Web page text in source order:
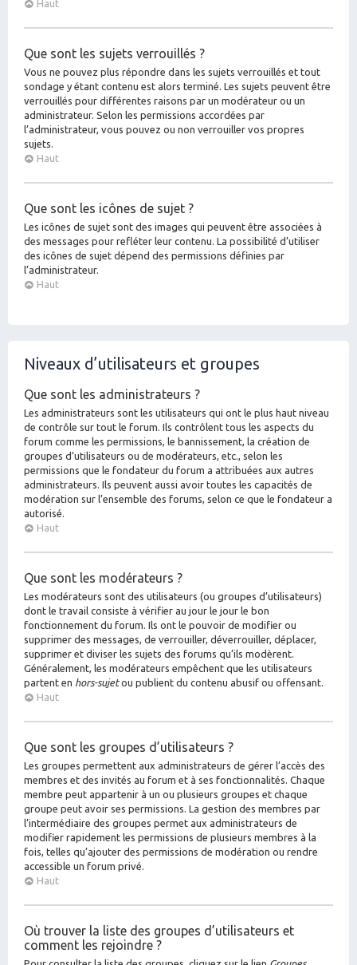
Haut
Que sont les sujets verrouillés ?
Vous ne pouvez plus répondre dans les sujets verrouillés et tout
sondage y étant contenu est alors terminé. Les sujets peuvent être
verrouillés pour différentes raisons par un modérateur ou un
administrateur. Selon les permissions accordées par
l’administrateur, vous pouvez ou non verrouiller vos propres
sujets.
Haut
Que sont les icônes de sujet ?
Les icônes de sujet sont des images qui peuvent être associées à
des messages pour refléter leur contenu. La possibilité d’utiliser
des icônes de sujet dépend des permissions définies par
l’administrateur.
Haut
Niveaux d’utilisateurs et groupes
Que sont les administrateurs ?
Les administrateurs sont les utilisateurs qui ont le plus haut niveau
de contrôle sur tout le forum. Ils contrôlent tous les aspects du
forum comme les permissions, le bannissement, la création de
groupes d’utilisateurs ou de modérateurs, etc., selon les
permissions que le fondateur du forum a attribuées aux autres
administrateurs. Ils peuvent aussi avoir toutes les capacités de
modération sur l’ensemble des forums, selon ce que le fondateur a
autorisé.
Haut
Que sont les modérateurs ?
Les modérateurs sont des utilisateurs (ou groupes d’utilisateurs)
dont le travail consiste à vérifier au jour le jour le bon
fonctionnement du forum. Ils ont le pouvoir de modifier ou
supprimer des messages, de verrouiller, déverrouiller, déplacer,
supprimer et diviser les sujets des forums qu’ils modèrent.
Généralement, les modérateurs empêchent que les utilisateurs
partent en hors-sujetou publient du contenu abusif ou offensant.
Haut
Que sont les groupes d’utilisateurs ?
Les groupes permettent aux administrateurs de gérer l’accès des
membres et des invités au forum et à ses fonctionnalités. Chaque
membre peut appartenir à un ou plusieurs groupes et chaque
groupe peut avoir ses permissions. La gestion des membres par
l’intermédiaire des groupes permet aux administrateurs de
modifier rapidement les permissions de plusieurs membres à la
fois, telles qu’ajouter des permissions de modération ou rendre
accessible un forum privé.
Haut
Où trouver la liste des groupes d’utilisateurs et
comment les rejoindre ?